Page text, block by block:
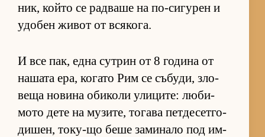
ник, който се рад­ваше на по-си­гу­рен и
удо­бен жи­вот от вся­ко­га.
И все пак, една сут­рин от 8 го­дина от
на­шата ера, ко­гато Рим се съ­бу­ди, зло­
веща но­вина оби­коли ули­ци­те: лю­би­
мото дете на му­зи­те, то­гава пет­де­сет­го­
ди­шен, то­ку-що беше за­ми­нало под им­